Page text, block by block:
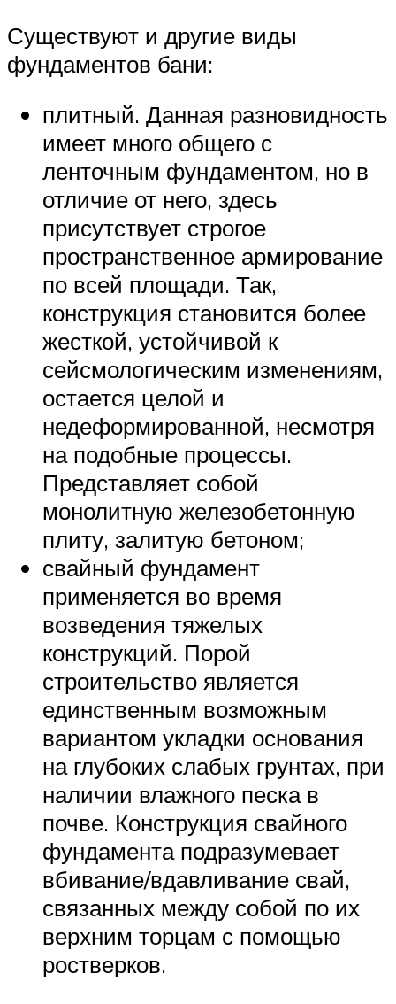
Существуют и другие виды
фундаментов бани:
плитный. Данная разновидность
имеет много общего с
ленточным фундаментом, но в
отличие от него, здесь
присутствует строгое
пространственное армирование
по всей площади. Так,
конструкция становится более
жесткой, устойчивой к
сейсмологическим изменениям,
остается целой и
недеформированной, несмотря
на подобные процессы.
Представляет собой
монолитную железобетонную
плиту, залитую бетоном;
свайный фундамент
применяется во время
возведения тяжелых
конструкций. Порой
строительство является
единственным возможным
вариантом укладки основания
на глубоких слабых грунтах, при
наличии влажного песка в
почве. Конструкция свайного
фундамента подразумевает
вбивание/вдавливание свай,
связанных между собой по их
верхним торцам с помощью
ростверков.